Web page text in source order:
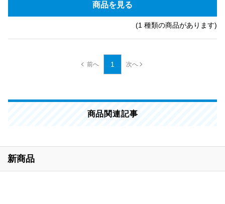
商品を見る
(1 種類の商品があります)
1
商品関連記事
新商品